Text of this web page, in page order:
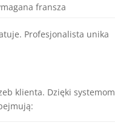
fransza
Profesjonalista unika
klienta. Dzięki systemom